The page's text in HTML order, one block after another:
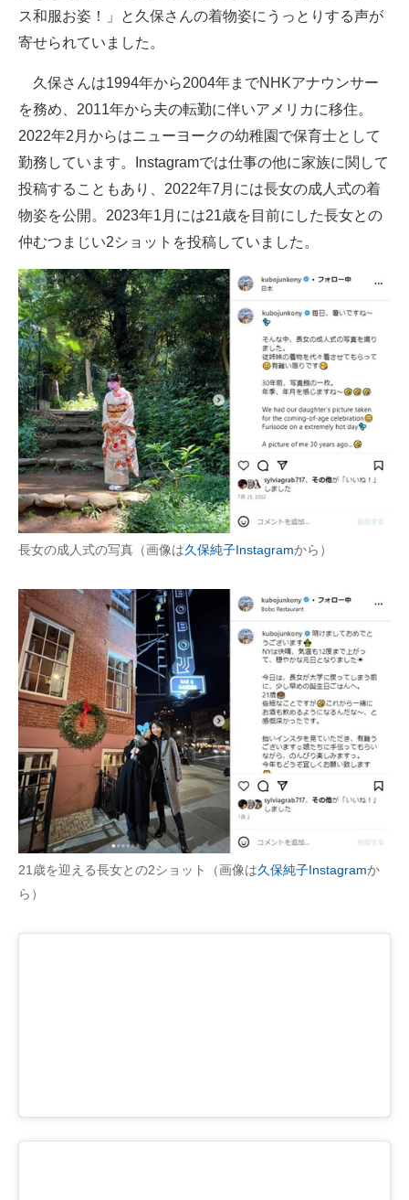
ちょっと気になるネットの話題
ス和服お姿！」と久保さんの着物姿にうっとりする声が
寄せられていました。
久保さんは1994年から2004年までNHKアナウンサー
を務め、2011年から夫の転勤に伴いアメリカに移住。
2022年2月からはニューヨークの幼稚園で保育士として
勤務しています。Instagramでは仕事の他に家族に関して
投稿することもあり、2022年7月には長女の成人式の着
物姿を公開。2023年1月には21歳を目前にした長女との
仲むつまじい2ショットを投稿していました。
長女の成人式の写真（画像は久保純子Instagramから）
21歳を迎える長女との2ショット（画像は久保純子Instagramか
ら）